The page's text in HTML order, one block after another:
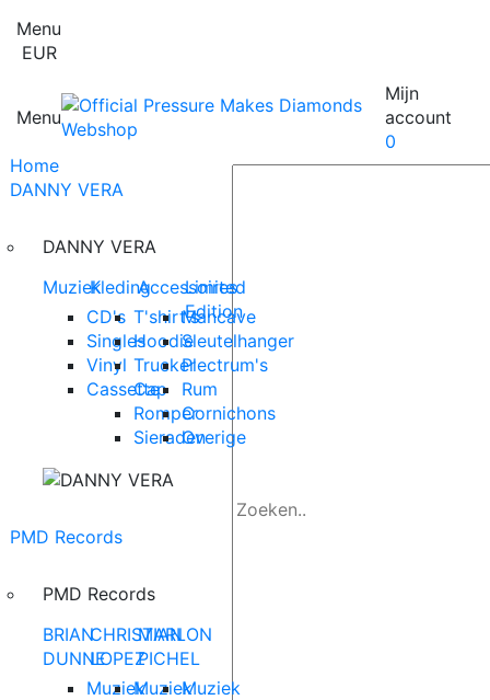
Menu
EUR
Menu
Mijn
account
0
Home
DANNY VERA
DANNY VERA
Muziek
CD's
Singles
Vinyl
Cassette
Kleding
T'shirt's
Hoodie
Trucker
Cap
Romper
Sieraden
Accessoires
Mancave
Sleutelhanger
Plectrum's
Rum
Cornichons
Overige
Limited
Edition
PMD Records
PMD Records
BRIAN
DUNNE
Muziek
CHRISTIAN
LOPEZ
Muziek
MARLON
PICHEL
Muziek